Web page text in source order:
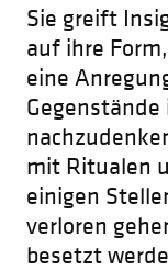
Sie greift
auf ihre
eine
mit Ritualen
einigen
verloren
besetzt